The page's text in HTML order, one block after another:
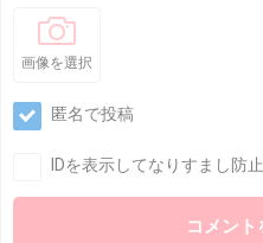
画像を選択
匿名で投稿
IDを表示してなりすまし防止